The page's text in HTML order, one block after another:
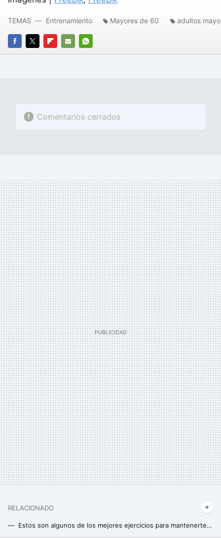
FACEBOOK
TWITTERFLIPBOARD
E-
WHATSAPP
TEMAS Entrenamiento Mayores de 60 adultos
Comentarios cerrados
RELACIONADO
Estos son algunos de los mejores ejercicios para mantenerte en forma si tienes más de 50 años